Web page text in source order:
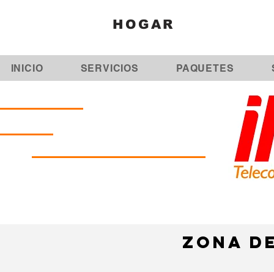
HOGAR
INICIO SERVICIOS PAQUETES
ZONA